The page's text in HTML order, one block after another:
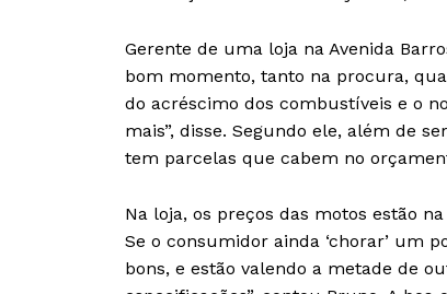
Gerente de uma loja na Avenida
bom momento, tanto na procura,
do acréscimo dos combustíveis e o
mais”, disse. Segundo ele, além de
tem parcelas que cabem no
Na loja, os preços das motos estão
Se o consumidor ainda ‘chorar’ um
bons, e estão valendo a metade de